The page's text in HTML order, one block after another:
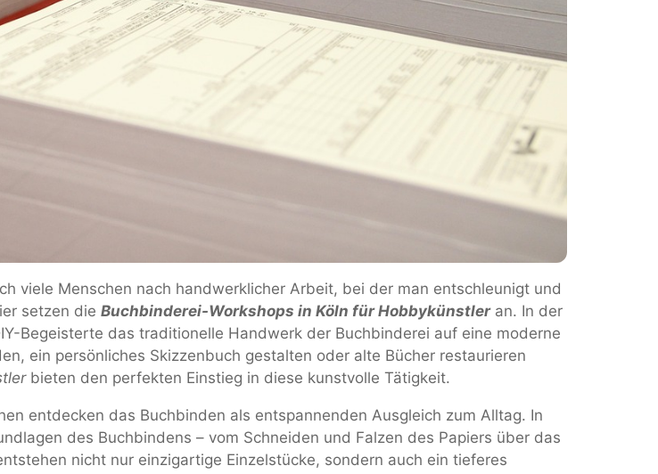
viele Menschen nach handwerklicher Arbeit, bei der man entschleunigt und
setzen die Buchbinderei-Workshops in Köln für Hobbykünstleran. In der
Begeisterte das traditionelle Handwerk der Buchbinderei auf eine moderne
ein persönliches Skizzenbuch gestalten oder alte Bücher restaurieren
bieten den perfekten Einstieg in diese kunstvolle Tätigkeit.
entdecken das Buchbinden als entspannenden Ausgleich zum Alltag. In
des Buchbindens – vom Schneiden und Falzen des Papiers über das
nicht nur einzigartige Einzelstücke, sondern auch ein tieferes